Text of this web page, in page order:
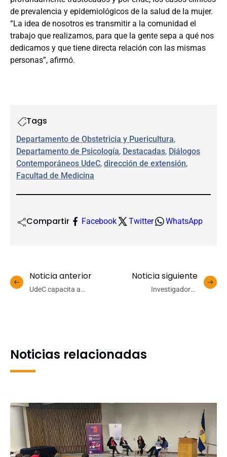
de prevalencia y epidemiológicos de la salud de la mujer.
“La idea de nosotros es transmitir a la comunidad el
trabajo que realizamos, para que la gente sepa a qué nos
dedicamos y que tiene directa relación con las mismas
personas”, afirmó.
Tags
Departamento de Obstetricia y Puericultura
Departamento de Psicología, Destacadas, Diálogos
Contemporáneos UdeC, dirección de extensión
Facultad de Medicina
Compartir Facebook Twitter WhatsApp
Noticia anterior
UdeC capacita a
Noticia siguiente
Investigadores
Noticias relacionadas